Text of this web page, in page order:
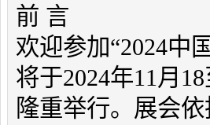
前 言
欢迎参加“2024中
将于2024年11月
隆重举行。展会